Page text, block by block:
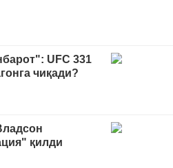
UFC 331
чиқади?
қилди